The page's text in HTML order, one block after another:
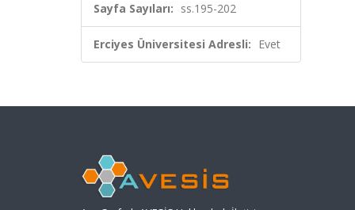
Sayfa Sayıları: ss.195-202
Erciyes Üniversitesi Adresli: Evet